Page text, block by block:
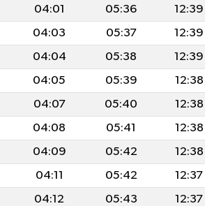
04:01 05:36 12:39
04:03 05:37 12:39
04:04 05:38 12:39
04:05 05:39 12:38
04:07 05:40 12:38
04:08 05:41 12:38
04:09 05:42 12:38
04:11 05:42 12:37
04:12 05:43 12:37